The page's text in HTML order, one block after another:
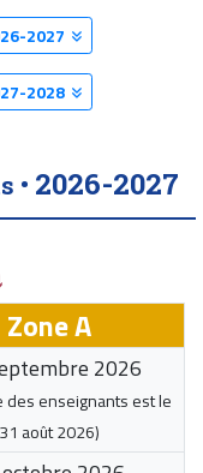
2027
2028
• 2026-2027
Zone A
2026
des enseignants est le
31 août 2026)